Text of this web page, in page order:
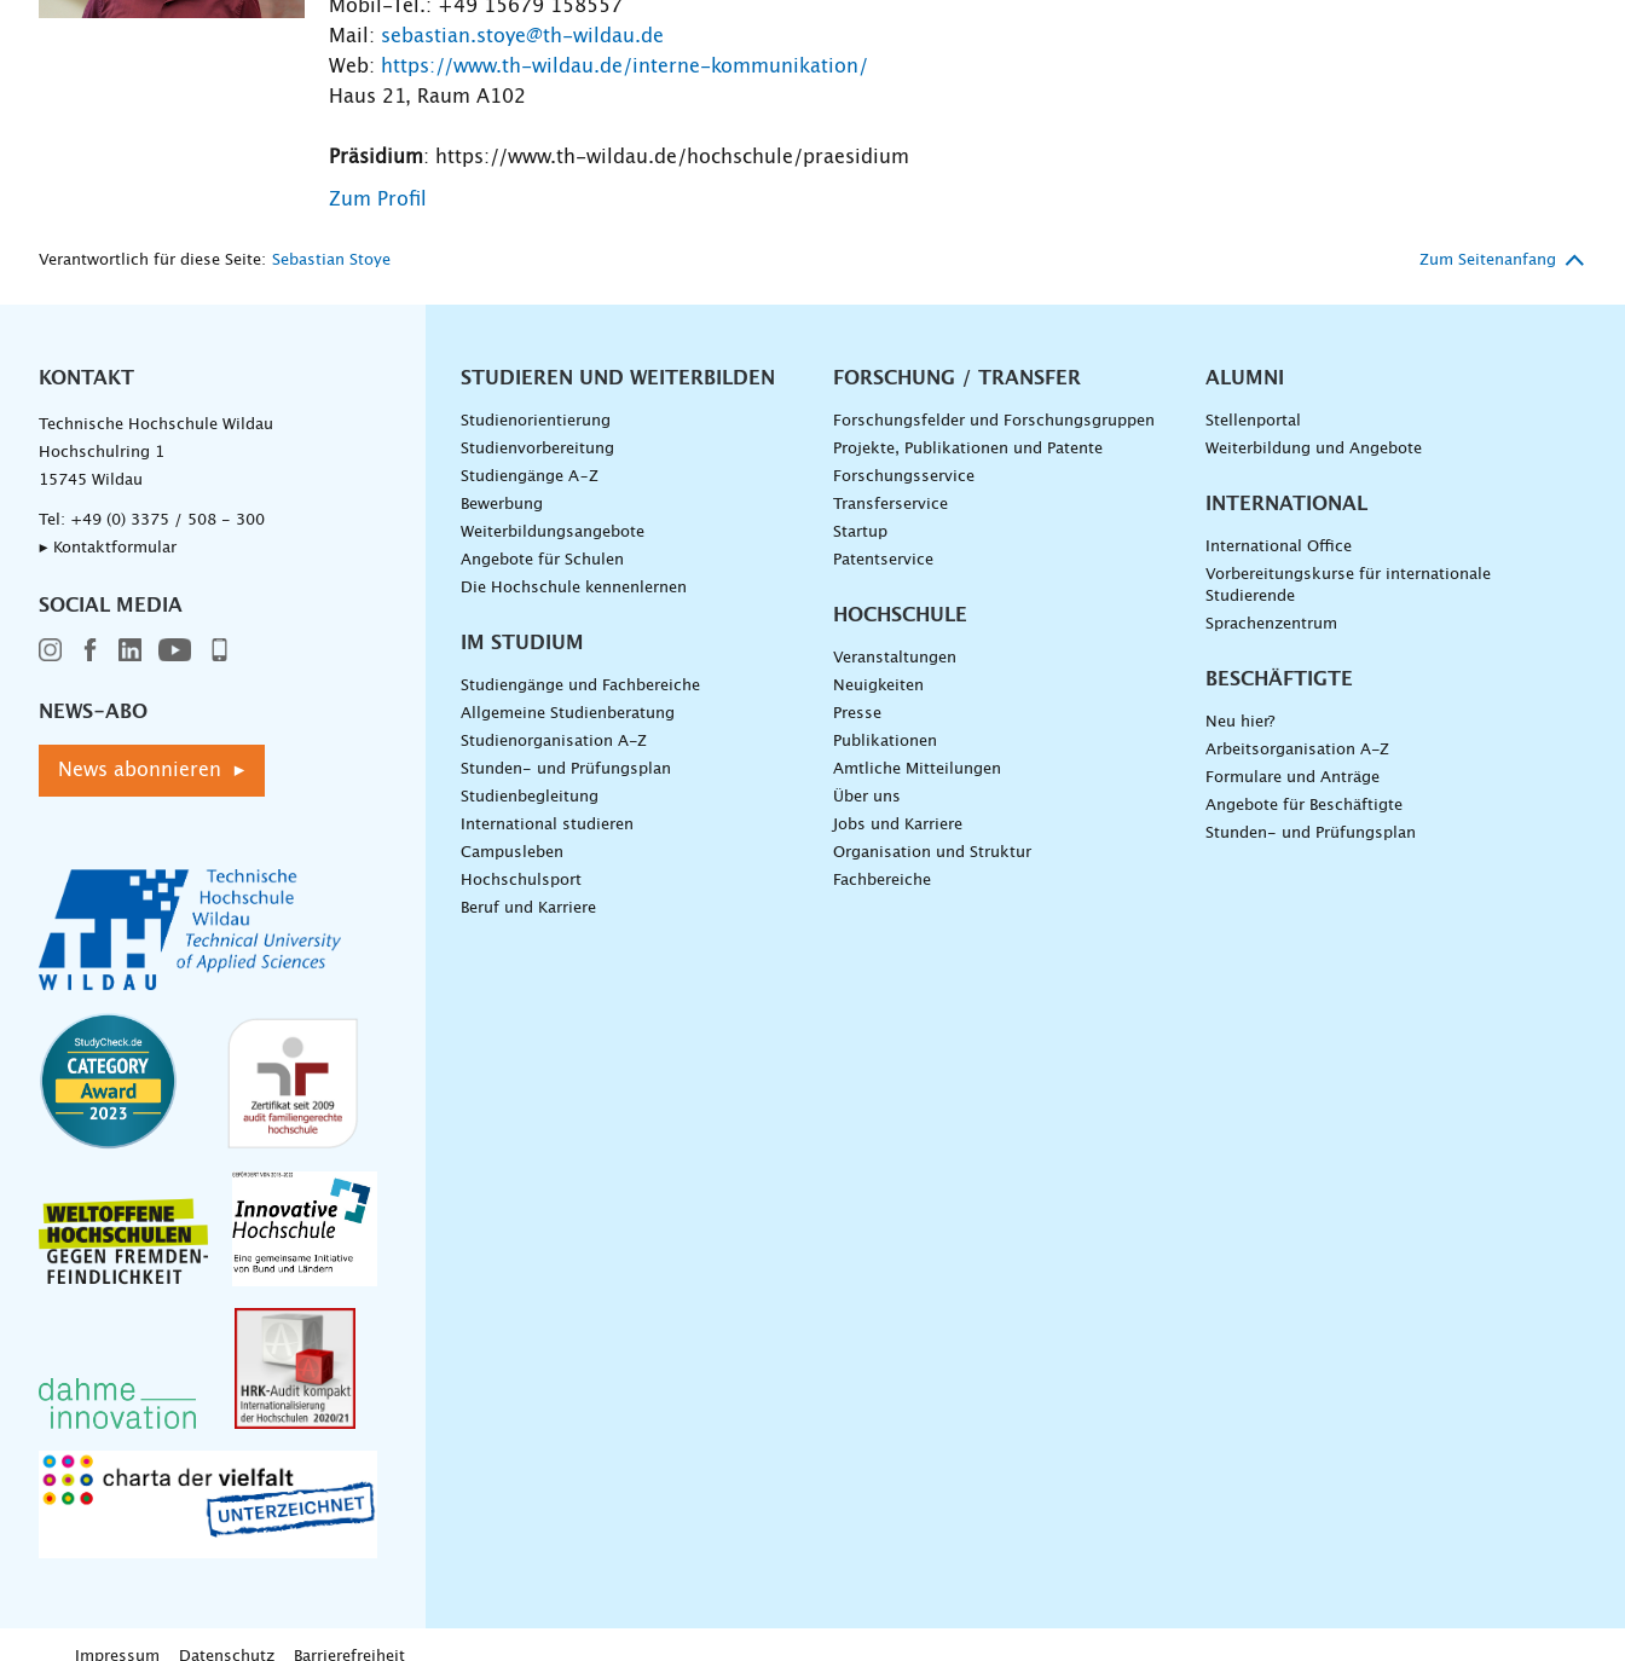
Mobil-Tel.: +49 15679 158557
Mail: sebastian.stoye@th-wildau.de
Web: https://www.th-wildau.de/interne-kommunikation/
Haus 21, Raum A102
Präsidium: https://www.th-wildau.de/hochschule/praesidium
Zum Profil
Verantwortlich für diese Seite: Sebastian Stoye Zum Seitenanfang
KONTAKT
Technische Hochschule Wildau
Hochschulring 1
15745 Wildau
Tel: +49 (0) 3375 / 508 - 300
▸ Kontaktformular
SOCIAL MEDIA
NEWS-ABO
News abonnieren ▸
Unternavigation
STUDIEREN UND WEITERBILDEN
Studienorientierung
Studienvorbereitung
Studiengänge A–Z
Bewerbung
Weiterbildungsangebote
Angebote für Schulen
Die Hochschule kennenlernen
IM STUDIUM
Studiengänge und Fachbereiche
Allgemeine Studienberatung
Studienorganisation A-Z
Stunden- und Prüfungsplan
Studienbegleitung
International studieren
Campusleben
Hochschulsport
Beruf und Karriere
FORSCHUNG / TRANSFER
Forschungsfelder und Forschungsgruppen
Projekte, Publikationen und Patente
Forschungsservice
Transferservice
Startup
Patentservice
HOCHSCHULE
Veranstaltungen
Neuigkeiten
Presse
Publikationen
Amtliche Mitteilungen
Über uns
Jobs und Karriere
Organisation und Struktur
Fachbereiche
ALUMNI
Stellenportal
Weiterbildung und Angebote
INTERNATIONAL
International Office
Vorbereitungskurse für internationale
Studierende
Sprachenzentrum
BESCHÄFTIGTE
Neu hier?
Arbeitsorganisation A-Z
Formulare und Anträge
Angebote für Beschäftigte
Stunden- und Prüfungsplan
Impressum Datenschutz Barrierefreiheit